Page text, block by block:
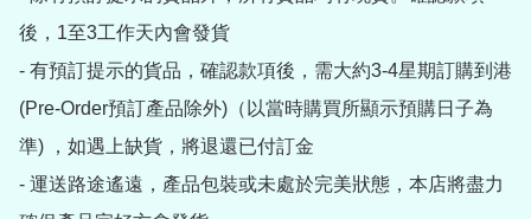
後，1至3工作天內會發貨
- 有預訂提示的貨品，確認款項後，需大約3-4星期訂購到港
(Pre-Order預訂產品除外)（以當時購買所顯示預購日子為
準) ，如遇上缺貨，將退還已付訂金
- 運送路途遙遠，產品包裝或未處於完美狀態，本店將盡力